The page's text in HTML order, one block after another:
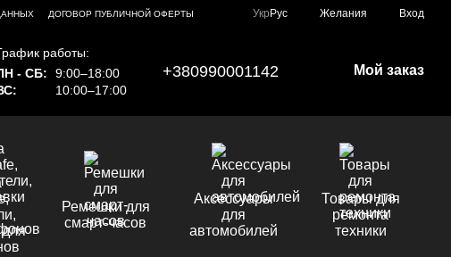
ДОГОВОР ПУБЛИЧНОЙ ОФЕРТЫ
Укр Рус Желания Вход
работы:
- СБ:
9:00–18:00
10:00–17:00
+380990001142 Мой заказ
для
Ремешки для
смарт-часов
Аксессуары
для
автомобилей
Товары для
ремонта
техники